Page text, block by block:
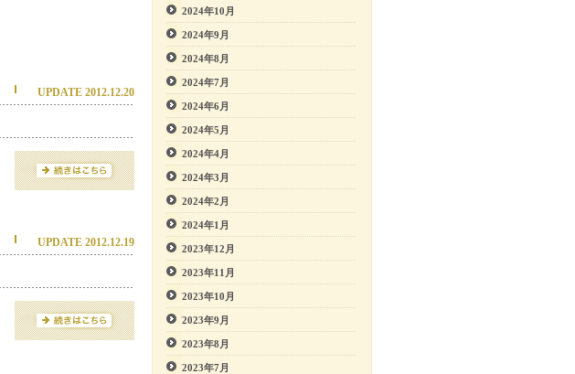
UPDATE 2012.12.20
UPDATE 2012.12.19
2024年10月
2024年9月
2024年8月
2024年7月
2024年6月
2024年5月
2024年4月
2024年3月
2024年2月
2024年1月
2023年12月
2023年11月
2023年10月
2023年9月
2023年8月
2023年7月